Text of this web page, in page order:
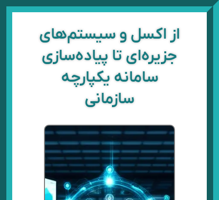
پرش
از اکسل و سیستم‌های
جزیره‌ای تا پیاده‌سازی
سامانه یکپارچه
سازمانی